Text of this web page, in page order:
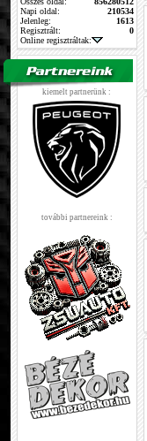
Napi oldal:
210534
Jelenleg:
1613
Regisztrált:
0
Online regisztráltak:
kiemelt partnerünk :
további partnereink :